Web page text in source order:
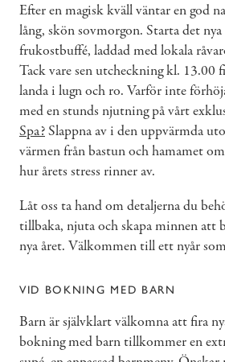
Efter en magisk kväll väntar en god
lång, skön sovmorgon. Starta det
frukostbuffé, laddad med lokala
Tack vare sen utcheckning kl. 13.00
landa i lugn och ro. Varför inte
med en stunds njutning på vårt
Spa?Slappna av i den uppvärmda
värmen från bastun och hamamet
hur årets stress rinner av.
Låt oss ta hand om detaljerna du
tillbaka, njuta och skapa minnen att
nya året. Välkommen till ett nyår
VID BOKNING MED BARN
Barn är självklart välkomna att fira
bokning med barn tillkommer en